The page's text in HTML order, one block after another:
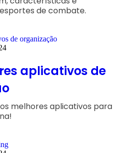
de combate.
aplicativos de
melhores aplicativos para